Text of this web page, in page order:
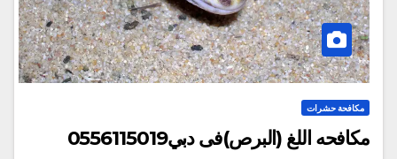
مكافحة حشرات
مكافحه اللغ (البرص)فى دبي0556115019